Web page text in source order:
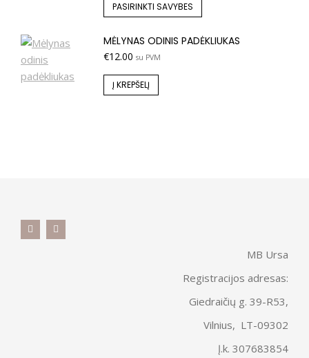
PASIRINKTI SAVYBES
MĖLYNAS ODINIS PADĖKLIUKAS
€12.00 su PVM
Į KREPŠELĮ
MB Ursa
Registracijos adresas:
Giedraičių g. 39-R53,
Vilnius, LT-09302
Į.k. 307683854